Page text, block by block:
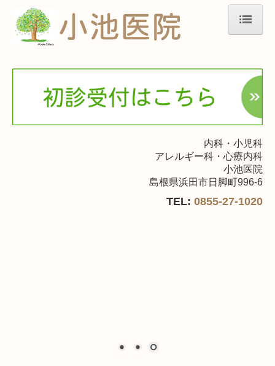
ホーム
医師紹介
診療のご案内
内科・小児科
アレルギー科・心療内科
小池医院
島根県浜田市日脚町996-6
TEL: 0855-27-1020